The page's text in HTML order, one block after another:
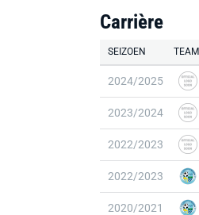
Carrière
SEIZOEN TEAM
2024/2025
2023/2024
2022/2023
2022/2023
2020/2021